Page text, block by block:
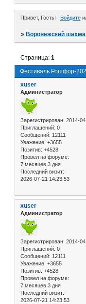
Привет, Гость! Войдите
»Воронежский
Фестиваль Рошфор-
Страница:1
xuser
Администратор
Зарегистрирован: 2014-
Приглашений: 0
Сообщений: 12111
Уважение: +3655
Позитив: +4528
Провел на форуме:
7 месяцев 3 дня
Последний визит:
2026-07-21 14:23:53
xuser
Администратор
Зарегистрирован: 2014-
Приглашений: 0
Сообщений: 12111
Уважение: +3655
Позитив: +4528
Провел на форуме:
7 месяцев 3 дня
Последний визит:
2026-07-21 14:23:53